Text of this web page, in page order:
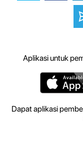
Aplikasi untuk
Dapat aplikasi